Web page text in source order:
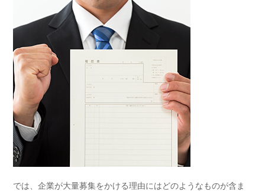
では、企業が大量募集をかける理由にはどのようなものが含ま